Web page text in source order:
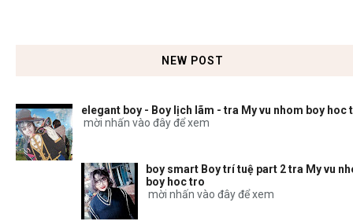
NEW POST
elegant boy - Boy lịch lãm - tra My vu nhom boy hoc
mời nhấn vào đây để xem
boy smart Boy trí tuệ part 2 tra My vu
boy hoc tro
mời nhấn vào đây để xem